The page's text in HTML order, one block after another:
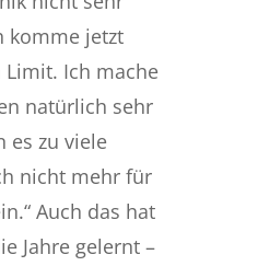
komme jetzt
Ich mache
natürlich sehr
es zu viele
nicht mehr für
Auch das hat
Jahre gelernt –